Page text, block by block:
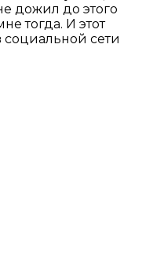
дожил до этого
тогда. И этот
социальной сети